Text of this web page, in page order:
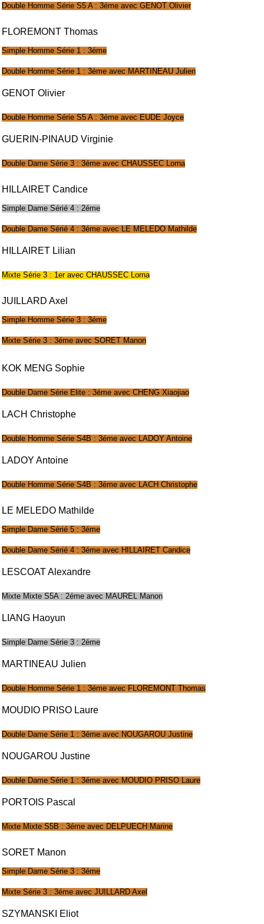
Double Homme Série S5 A : 3éme avec GENOT Olivier
FLOREMONT Thomas
Simple Homme Série 1 : 3éme
Double Homme Série 1 : 3éme avec MARTINEAU Julien
GENOT Olivier
Double Homme Série S5 A : 3éme avec EUDE Joyce
GUERIN-PINAUD Virginie
Double Dame Série 3 : 3éme avec CHAUSSEC Lorna
HILLAIRET Candice
Simple Dame Sérié 4 : 2éme
Double Dame Sérié 4 : 3éme avec LE MELEDO Mathilde
HILLAIRET Lilian
Mixte Série 3 : 1er avec CHAUSSEC Lorna
JUILLARD Axel
Simple Homme Série 3 : 3éme
Mixte Série 3 : 3éme avec SORET Manon
KOK MENG Sophie
Double Dame Série Elite : 3éme avec CHENG Xiaojiao
LACH Christophe
Double Homme Série S4B : 3éme avec LADOY Antoine
LADOY Antoine
Double Homme Série S4B : 3éme avec LACH Christophe
LE MELEDO Mathilde
Simple Dame Sérié 5 : 3éme
Double Dame Sérié 4 : 3éme avec HILLAIRET Candice
LESCOAT Alexandre
Mixte Mixte S5A : 2éme avec MAUREL Manon
LIANG Haoyun
Simple Dame Série 3 : 2éme
MARTINEAU Julien
Double Homme Série 1 : 3éme avec FLOREMONT Thomas
MOUDIO PRISO Laure
Double Dame Série 1 : 3éme avec NOUGAROU Justine
NOUGAROU Justine
Double Dame Série 1 : 3éme avec MOUDIO PRISO Laure
PORTOIS Pascal
Mixte Mixte S5B : 3éme avec DELPUECH Marine
SORET Manon
Simple Dame Série 3 : 3éme
Mixte Série 3 : 3éme avec JUILLARD Axel
SZYMANSKI Eliot